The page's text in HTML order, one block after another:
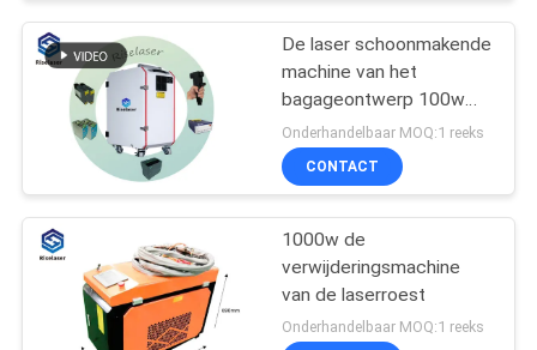
De laser schoonmakende
machine van het
bagageontwerp 100w
met het schoonmakende
kanon van 0.5kg
Onderhandelbaar MOQ:1 reeks
CONTACT
1000w de
verwijderingsmachine
van de laserroest
Onderhandelbaar MOQ:1 reeks